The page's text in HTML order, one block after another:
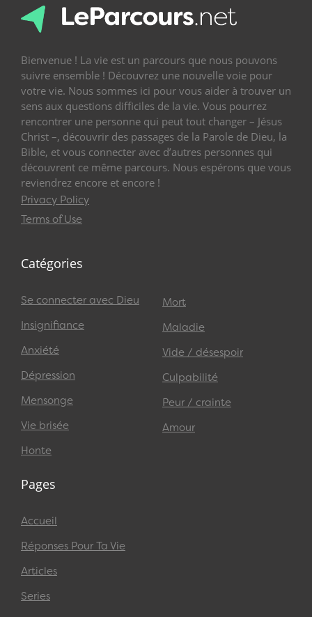
Bienvenue ! La vie est un parcours que nous pouvons
suivre ensemble ! Découvrez une nouvelle voie pour
votre vie. Nous sommes ici pour vous aider à trouver un
sens aux questions difficiles de la vie. Vous pourrez
rencontrer une personne qui peut tout changer – Jésus
Christ –, découvrir des passages de la Parole de Dieu, la
Bible, et vous connecter avec d’autres personnes qui
découvrent ce même parcours. Nous espérons que vous
reviendrez encore et encore !
Privacy Policy
Terms of Use
Catégories
Se connecter avec Dieu
Insignifiance
Anxiété
Dépression
Mensonge
Vie brisée
Honte
Mort
Maladie
Vide / désespoir
Culpabilité
Peur / crainte
Amour
Pages
Accueil
Réponses Pour Ta Vie
Articles
Series